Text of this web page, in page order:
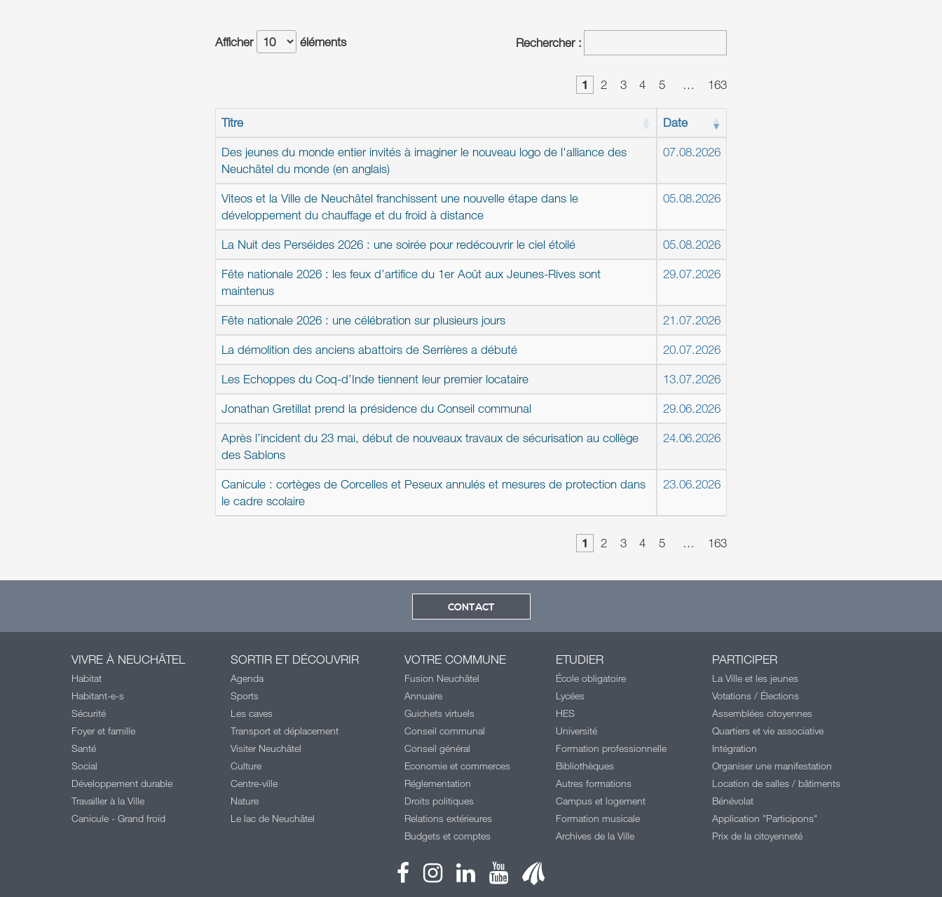
Afficher éléments Rechercher :
1 2 3 4 5 … 163
Titre
Date
Des jeunes du monde entier invités à imaginer le nouveau logo de l'alliance des
Neuchâtel du monde (en anglais)
07.08.2026
Viteos et la Ville de Neuchâtel franchissent une nouvelle étape dans le
développement du chauffage et du froid à distance
05.08.2026
La Nuit des Perséides 2026 : une soirée pour redécouvrir le ciel étoilé
05.08.2026
Fête nationale 2026 : les feux d’artifice du 1er Août aux Jeunes-Rives sont
maintenus
29.07.2026
Fête nationale 2026 : une célébration sur plusieurs jours
21.07.2026
La démolition des anciens abattoirs de Serrières a débuté
20.07.2026
Les Echoppes du Coq-d’Inde tiennent leur premier locataire
13.07.2026
Jonathan Gretillat prend la présidence du Conseil communal
29.06.2026
Après l’incident du 23 mai, début de nouveaux travaux de sécurisation au collège
des Sablons
24.06.2026
Canicule : cortèges de Corcelles et Peseux annulés et mesures de protection dans
le cadre scolaire
23.06.2026
1 2 3 4 5 … 163
CONTACT
VIVRE À NEUCHÂTEL
Habitat
Habitant-e-s
Sécurité
Foyer et famille
Santé
Social
Développement durable
Travailler à la Ville
Canicule - Grand froid
SORTIR ET DÉCOUVRIR
Agenda
Sports
Les caves
Transport et déplacement
Visiter Neuchâtel
Culture
Centre-ville
Nature
Le lac de Neuchâtel
VOTRE COMMUNE
Fusion Neuchâtel
Annuaire
Guichets virtuels
Conseil communal
Conseil général
Economie et commerces
Réglementation
Droits politiques
Relations extérieures
Budgets et comptes
ETUDIER
École obligatoire
Lycées
HES
Université
Formation professionnelle
Bibliothèques
Autres formations
Campus et logement
Formation musicale
Archives de la Ville
PARTICIPER
La Ville et les jeunes
Votations / Élections
Assemblées citoyennes
Quartiers et vie associative
Intégration
Organiser une manifestation
Location de salles / bâtiments
Bénévolat
Application "Participons"
Prix de la citoyenneté